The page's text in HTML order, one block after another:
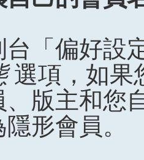
台「偏好設
選項，如果
、版主和您
形會員。